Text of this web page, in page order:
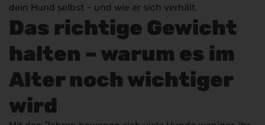
dein Hund selbst – und wie er sich verhält.
Das richtige Gewicht
halten – warum es im
Alter noch wichtiger
wird